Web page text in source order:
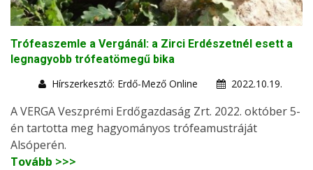
Trófeaszemle a Vergánál: a Zirci Erdészetnél esett a
legnagyobb trófeatömegű bika
Hírszerkesztő: Erdő-Mező Online
2022.10.19.
A VERGA Veszprémi Erdőgazdaság Zrt. 2022. október 5-
én tartotta meg hagyományos trófeamustráját
Alsóperén.
Tovább >>>